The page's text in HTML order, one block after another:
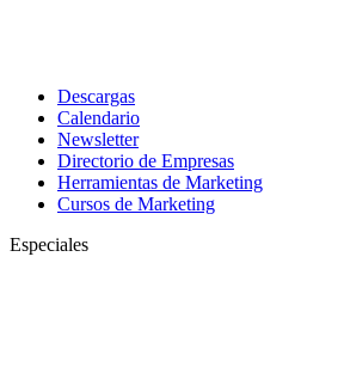
Descargas
Calendario
Newsletter
Directorio de Empresas
Herramientas de Marketing
Cursos de Marketing
Especiales